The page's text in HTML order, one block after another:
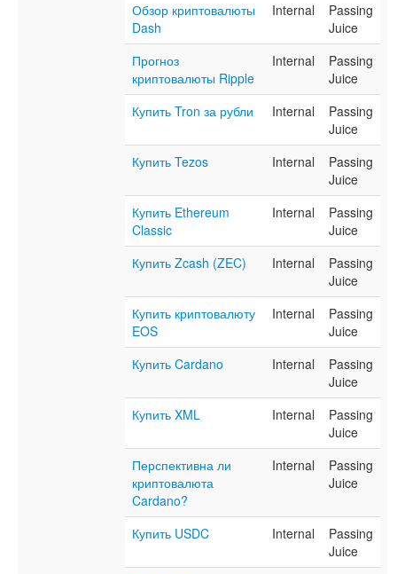
Обзор криптовалюты
Dash
Internal
Passing
Juice
Прогноз
криптовалюты Ripple
Internal
Passing
Juice
Купить Tron за рубли
Internal
Passing
Juice
Купить Tezos
Internal
Passing
Juice
Купить Ethereum
Classic
Internal
Passing
Juice
Купить Zcash (ZEC)
Internal
Passing
Juice
Купить криптовалюту
EOS
Internal
Passing
Juice
Купить Cardano
Internal
Passing
Juice
Купить XML
Internal
Passing
Juice
Перспективна ли
криптовалюта
Cardano?
Internal
Passing
Juice
Купить USDC Internal
Passing
Juice